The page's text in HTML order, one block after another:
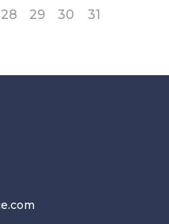
28 29 30 31